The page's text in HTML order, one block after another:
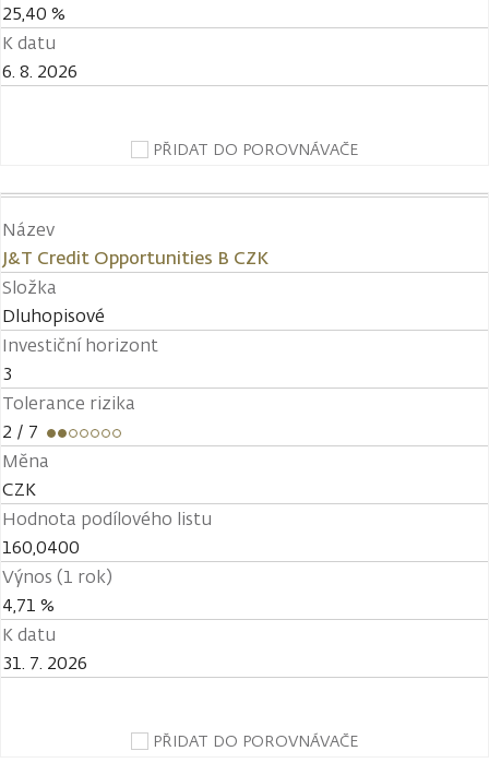
25,40 %
K datu
6. 8. 2026
PŘIDAT DO POROVNÁVAČE
Název
J&T Credit Opportunities B CZK
Složka
Dluhopisové
Investiční horizont
3
Tolerance rizika
2 / 7
Měna
CZK
Hodnota podílového listu
160,0400
Výnos (1 rok)
4,71 %
K datu
31. 7. 2026
PŘIDAT DO POROVNÁVAČE